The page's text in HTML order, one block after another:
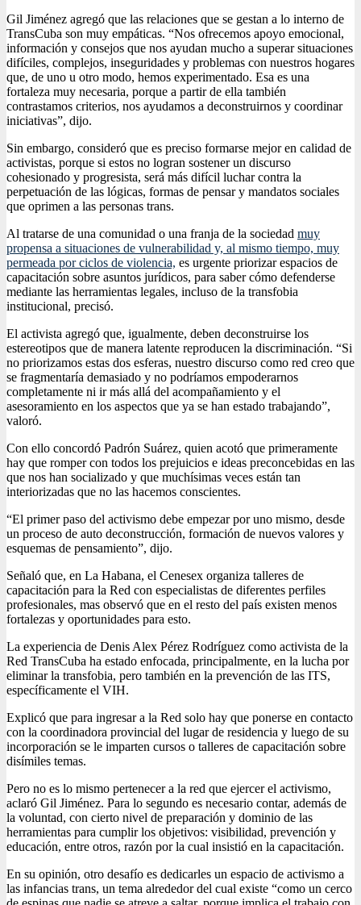
Gil Jiménez agregó que las relaciones que se gestan a lo interno de
TransCuba son muy empáticas. “Nos ofrecemos apoyo emocional,
información y consejos que nos ayudan mucho a superar situaciones
difíciles, complejos, inseguridades y problemas con nuestros hogares
que, de uno u otro modo, hemos experimentado. Esa es una
fortaleza muy necesaria, porque a partir de ella también
contrastamos criterios, nos ayudamos a deconstruirnos y coordinar
iniciativas”, dijo.
Sin embargo, consideró que es preciso formarse mejor en calidad de
activistas, porque si estos no logran sostener un discurso
cohesionado y progresista, será más difícil luchar contra la
perpetuación de las lógicas, formas de pensar y mandatos sociales
que oprimen a las personas trans.
Al tratarse de una comunidad o una franja de la sociedad muy
propensa a situaciones de vulnerabilidad y, al mismo tiempo, muy
permeada por ciclos de violencia, es urgente priorizar espacios de
capacitación sobre asuntos jurídicos, para saber cómo defenderse
mediante las herramientas legales, incluso de la transfobia
institucional, precisó.
El activista agregó que, igualmente, deben deconstruirse los
estereotipos que de manera latente reproducen la discriminación. “Si
no priorizamos estas dos esferas, nuestro discurso como red creo que
se fragmentaría demasiado y no podríamos empoderarnos
completamente ni ir más allá del acompañamiento y el
asesoramiento en los aspectos que ya se han estado trabajando”,
valoró.
Con ello concordó Padrón Suárez, quien acotó que primeramente
hay que romper con todos los prejuicios e ideas preconcebidas en las
que nos han socializado y que muchísimas veces están tan
interiorizadas que no las hacemos conscientes.
“El primer paso del activismo debe empezar por uno mismo, desde
un proceso de auto deconstrucción, formación de nuevos valores y
esquemas de pensamiento”, dijo.
Señaló que, en La Habana, el Cenesex organiza talleres de
capacitación para la Red con especialistas de diferentes perfiles
profesionales, mas observó que en el resto del país existen menos
fortalezas y oportunidades para esto.
La experiencia de Denis Alex Pérez Rodríguez como activista de la
Red TransCuba ha estado enfocada, principalmente, en la lucha por
eliminar la transfobia, pero también en la prevención de las ITS,
específicamente el VIH.
Explicó que para ingresar a la Red solo hay que ponerse en contacto
con la coordinadora provincial del lugar de residencia y luego de su
incorporación se le imparten cursos o talleres de capacitación sobre
disímiles temas.
Pero no es lo mismo pertenecer a la red que ejercer el activismo,
aclaró Gil Jiménez. Para lo segundo es necesario contar, además de
la voluntad, con cierto nivel de preparación y dominio de las
herramientas para cumplir los objetivos: visibilidad, prevención y
educación, entre otros, razón por la cual insistió en la capacitación.
En su opinión, otro desafío es dedicarles un espacio de activismo a
las infancias trans, un tema alrededor del cual existe “como un cerco